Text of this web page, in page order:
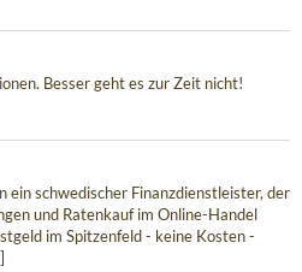
Besser geht es zur Zeit nicht!
ein schwedischer Finanzdienstleister, der
und Ratenkauf im Online-Handel
im Spitzenfeld - keine Kosten -